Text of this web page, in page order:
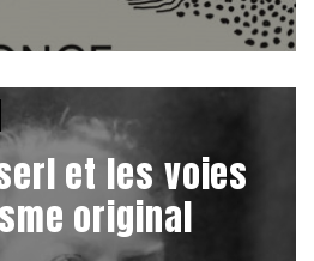
et les voies
original